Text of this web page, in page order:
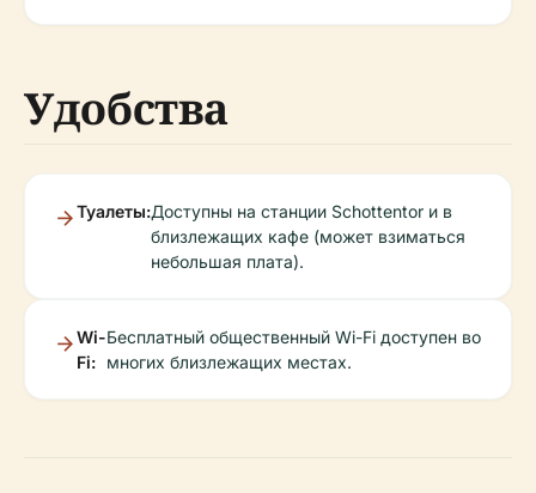
Удобства
Туалеты:Доступны на станции Schottentor и в
близлежащих кафе (может взиматься
небольшая плата).
Wi-
Fi:
Бесплатный общественный Wi-Fi доступен во
многих близлежащих местах.